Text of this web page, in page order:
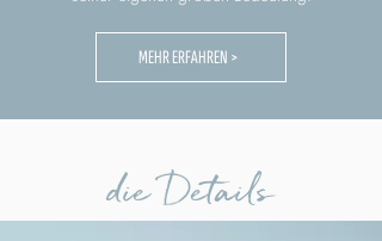
MEHR ERFAHREN >
die Details